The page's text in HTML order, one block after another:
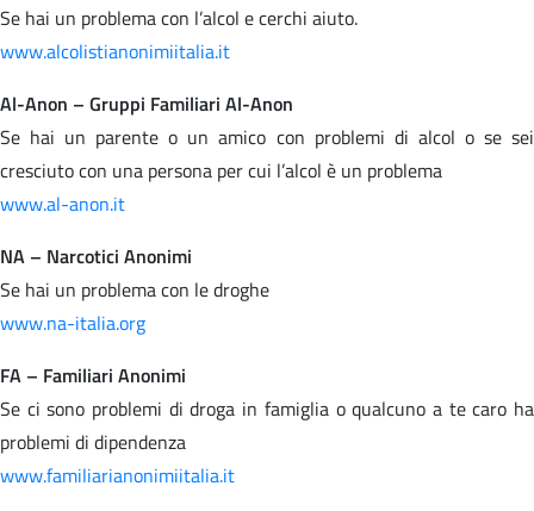
Se hai un problema con l’alcol e cerchi aiuto.
www.alcolistianonimiitalia.it
Al-Anon – Gruppi Familiari Al-Anon
Se hai un parente o un amico con problemi di alcol o se sei
cresciuto con una persona per cui l’alcol è un problema
www.al-anon.it
NA – Narcotici Anonimi
Se hai un problema con le droghe
www.na-italia.org
FA – Familiari Anonimi
Se ci sono problemi di droga in famiglia o qualcuno a te caro ha
problemi di dipendenza
www.familiarianonimiitalia.it